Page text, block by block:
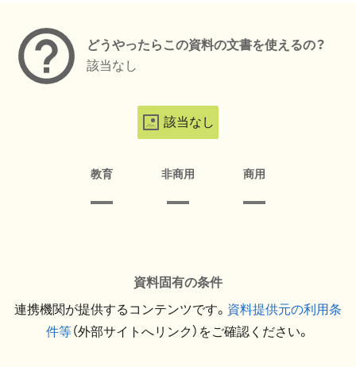
どうやったらこの資料の文書を使えるの？
該当なし
該当なし
教育 非商用 商用
資料固有の条件
連携機関が提供するコンテンツです。 資料提供元の利用条
件等（外部サイトへリンク）をご確認ください。